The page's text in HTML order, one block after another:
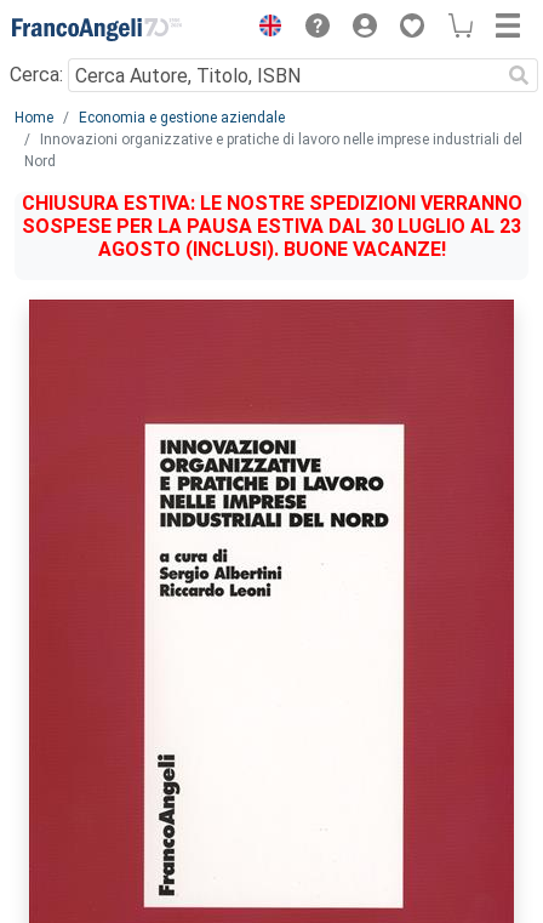
Menu
Cerca:
Main content
Home
Economia e gestione aziendale
Innovazioni organizzative e pratiche di lavoro nelle imprese industriali del
Nord
CHIUSURA ESTIVA: LE NOSTRE SPEDIZIONI VERRANNO
SOSPESE PER LA PAUSA ESTIVA DAL 30 LUGLIO AL 23
AGOSTO (INCLUSI). BUONE VACANZE!